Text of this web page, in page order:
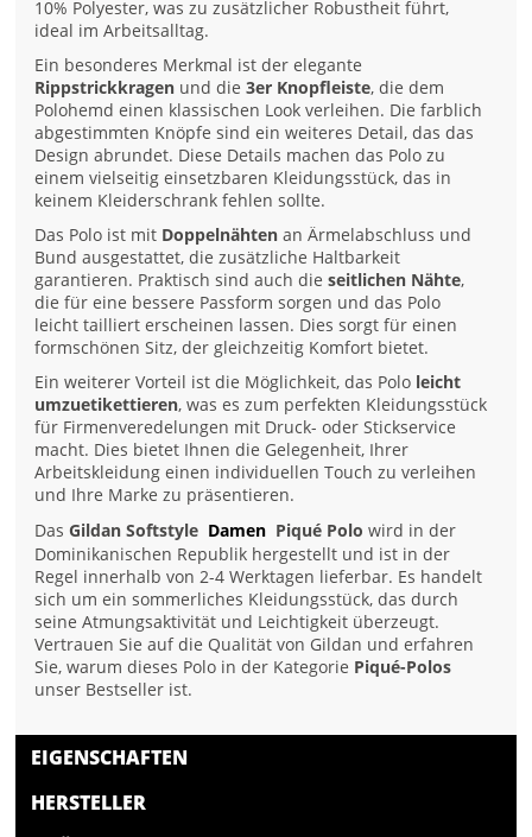
10% Polyester, was zu zusätzlicher Robustheit führt,
ideal im Arbeitsalltag.
Ein besonderes Merkmal ist der elegante
Rippstrickkragen und die3er Knopfleiste, die dem
Polohemd einen klassischen Look verleihen. Die farblich
abgestimmten Knöpfe sind ein weiteres Detail, das das
Design abrundet. Diese Details machen das Polo zu
einem vielseitig einsetzbaren Kleidungsstück, das in
keinem Kleiderschrank fehlen sollte.
Das Polo ist mit Doppelnähten an Ärmelabschluss und
Bund ausgestattet, die zusätzliche Haltbarkeit
garantieren. Praktisch sind auch dieseitlichen Nähte,
die für eine bessere Passform sorgen und das Polo
leicht tailliert erscheinen lassen. Dies sorgt für einen
formschönen Sitz, der gleichzeitig Komfort bietet.
Ein weiterer Vorteil ist die Möglichkeit, das Polo leicht
umzuetikettieren, was es zum perfekten Kleidungsstück
für Firmenveredelungen mit Druck- oder Stickservice
macht. Dies bietet Ihnen die Gelegenheit, Ihrer
Arbeitskleidung einen individuellen Touch zu verleihen
und Ihre Marke zu präsentieren.
DasGildan Softstyle Damen Piqué Polo wird in der
Dominikanischen Republik hergestellt und ist in der
Regel innerhalb von 2-4 Werktagen lieferbar. Es handelt
sich um ein sommerliches Kleidungsstück, das durch
seine Atmungsaktivität und Leichtigkeit überzeugt.
Vertrauen Sie auf die Qualität von Gildan und erfahren
Sie, warum dieses Polo in der Kategorie Piqué-Polos
unser Bestseller ist.
EIGENSCHAFTEN
HERSTELLER